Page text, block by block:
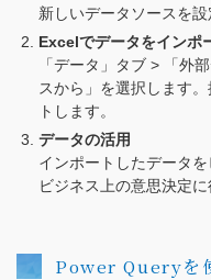
新しいデータソースを設
Excelでデータをインポ
「データ」タブ > 「外
スから」を選択します
トします。
データの活用
インポートしたデータ
ビジネス上の意思決定に
Power Queryを